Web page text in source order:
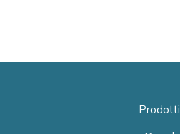
Prodotti